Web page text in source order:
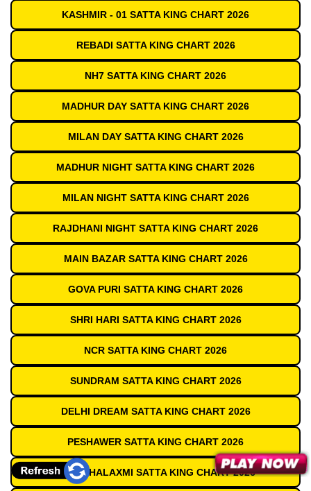
KASHMIR - 01 SATTA KING CHART 2026
REBADI SATTA KING CHART 2026
NH7 SATTA KING CHART 2026
MADHUR DAY SATTA KING CHART 2026
MILAN DAY SATTA KING CHART 2026
MADHUR NIGHT SATTA KING CHART 2026
MILAN NIGHT SATTA KING CHART 2026
RAJDHANI NIGHT SATTA KING CHART 2026
MAIN BAZAR SATTA KING CHART 2026
GOVA PURI SATTA KING CHART 2026
SHRI HARI SATTA KING CHART 2026
NCR SATTA KING CHART 2026
SUNDRAM SATTA KING CHART 2026
DELHI DREAM SATTA KING CHART 2026
PESHAWER SATTA KING CHART 2026
JAI MAHALAXMI SATTA KING CHART 2026